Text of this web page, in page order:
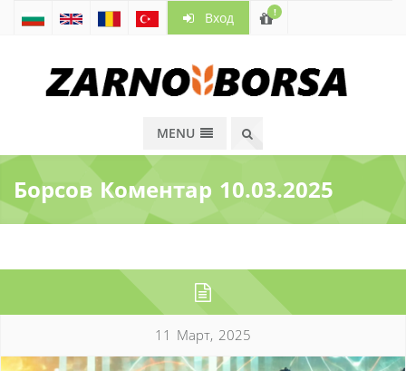
Вход !
MENU
Борсов Коментар 10.03.2025
11 Март, 2025